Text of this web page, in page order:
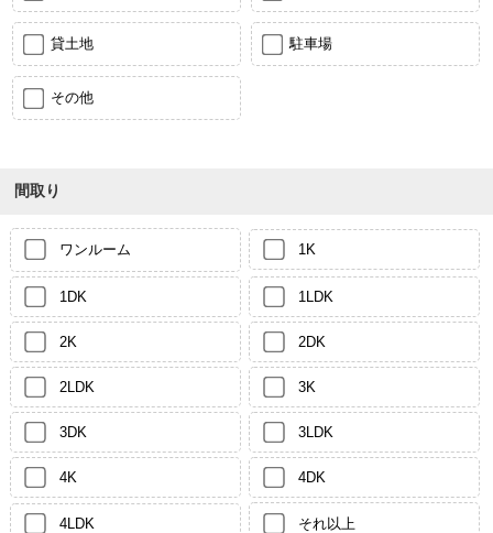
貸土地 駐車場
その他
間取り
ワンルーム 1K
1DK 1LDK
2K 2DK
2LDK 3K
3DK 3LDK
4K 4DK
4LDK それ以上